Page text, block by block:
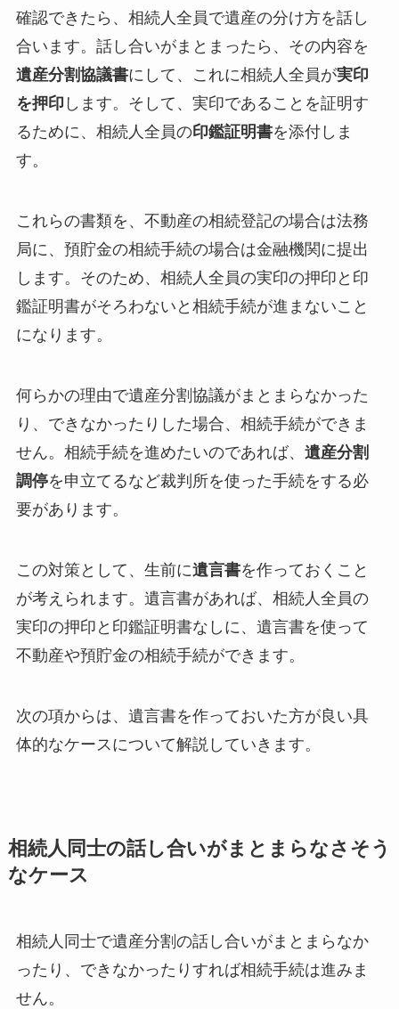
確認できたら、相続人全員で遺産の分け方を話し
合います。話し合いがまとまったら、その内容を
遺産分割協議書にして、これに相続人全員が実印
を押印 します。そして、実印であることを証明す
るために、相続人全員の印鑑証明書を添付しま
す。
これらの書類を、不動産の相続登記の場合は法務
局に、預貯金の相続手続の場合は金融機関に提出
します。そのため、相続人全員の実印の押印と印
鑑証明書がそろわないと相続手続が進まないこと
になります。
何らかの理由で遺産分割協議がまとまらなかった
り、できなかったりした場合、相続手続ができま
せん。相続手続を進めたいのであれば、 遺産分割
調停を申立てるなど裁判所を使った手続をする必
要があります。
この対策として、生前に遺言書を作っておくこと
が考えられます。遺言書があれば、相続人全員の
実印の押印と印鑑証明書なしに、遺言書を使って
不動産や預貯金の相続手続ができます。
次の項からは、遺言書を作っておいた方が良い具
体的なケースについて解説していきます。
相続人同士の話し合いがまとまらなさそう
なケース
相続人同士で遺産分割の話し合いがまとまらなか
ったり、できなかったりすれば相続手続は進みま
せん。